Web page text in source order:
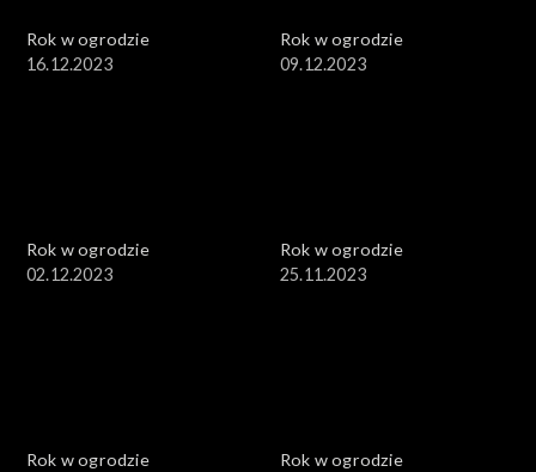
Rok w ogrodzie
16.12.2023
Rok w ogrodzie
09.12.2023
Rok w ogrodzie
02.12.2023
Rok w ogrodzie
25.11.2023
Rok w ogrodzie
Rok w ogrodzie